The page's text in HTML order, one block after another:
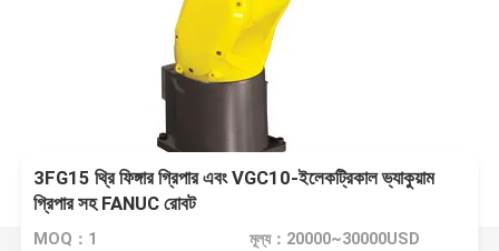
3FG15 থ্রি ফিঙ্গার গ্রিপার এবং VGC10-ইলেকট্রিকাল ভ্যাকুয়াম
গ্রিপার সহ FANUC রোবট
MOQ：1 মূল্য：20000~30000USD